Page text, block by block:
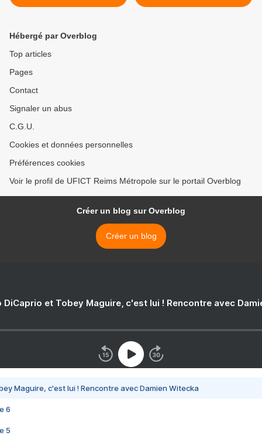
l’absence de réelle volonté
Hébergé par Overblog
Top articles
Pages
Contact
Signaler un abus
C.G.U.
Cookies et données personnelles
Préférences cookies
Voir le profil de UFICT Reims Métropole sur le portail Overblog
Créer un blog sur Overblog
Créer un blog
DiCaprio et Tobey Maguire, c'est lui ! Rencontre avec
Maguire, c'est lui ! Rencontre avec Damien Witecka
6
5